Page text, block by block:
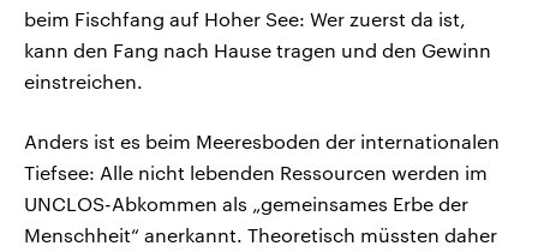
beim Fischfang auf Hoher See: Wer zuerst da ist,
kann den Fang nach Hause tragen und den Gewinn
einstreichen.
Anders ist es beim Meeresboden der internationalen
Tiefsee: Alle nicht lebenden Ressourcen werden im
UNCLOS-Abkommen als „gemeinsames Erbe der
Menschheit“ anerkannt. Theoretisch müssten daher